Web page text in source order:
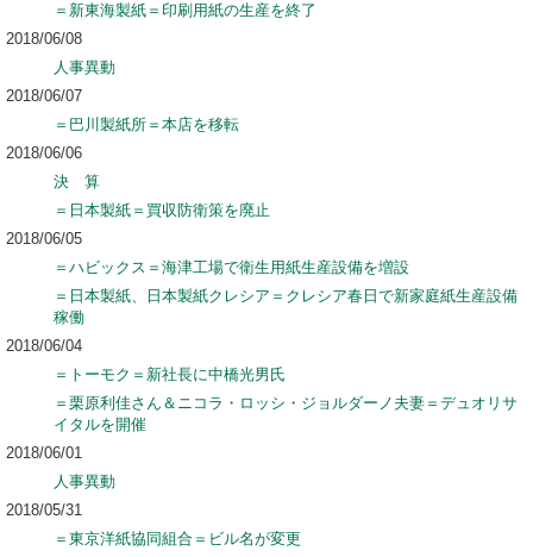
＝新東海製紙＝印刷用紙の生産を終了
2018/06/08
人事異動
2018/06/07
＝巴川製紙所＝本店を移転
2018/06/06
決 算
＝日本製紙＝買収防衛策を廃止
2018/06/05
＝ハビックス＝海津工場で衛生用紙生産設備を増設
＝日本製紙、日本製紙クレシア＝クレシア春日で新家庭紙生産設備
稼働
2018/06/04
＝トーモク＝新社長に中橋光男氏
＝栗原利佳さん＆ニコラ・ロッシ・ジョルダーノ夫妻＝デュオリサ
イタルを開催
2018/06/01
人事異動
2018/05/31
＝東京洋紙協同組合＝ビル名が変更